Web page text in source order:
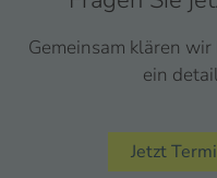
Gemeinsam klären
ein
Jetzt